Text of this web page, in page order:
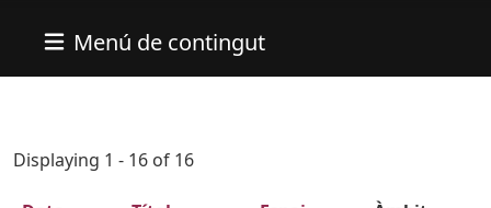
Menú de contingut
Displaying 1 - 16 of 16